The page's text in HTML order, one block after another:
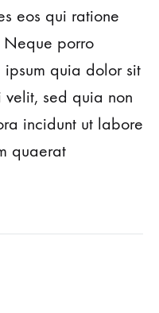
eos qui ratione
Neque porro
quia dolor sit
velit, sed quia non
incidunt ut labore
quaerat